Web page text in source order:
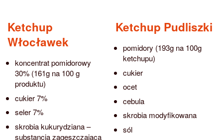
Ketchup
Włocławek
koncentrat pomidorowy
30% (161g na 100 g
produktu)
cukier 7%
seler 7%
skrobia kukurydziana –
substancja zagęszczająca
Ketchup Pudliszki
pomidory (193g na 100g
ketchupu)
cukier
ocet
cebula
skrobia modyfikowana
sól